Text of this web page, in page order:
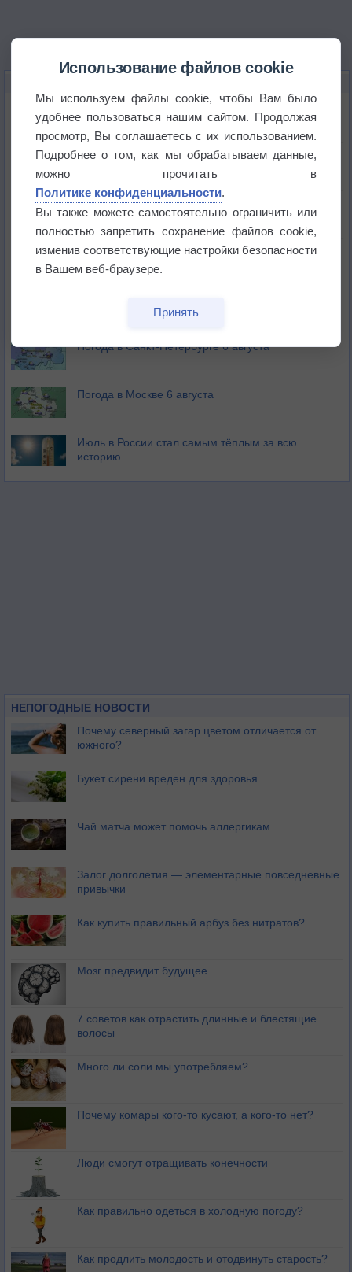
Атмосфера начала замерзать
В Приморье обнаружены морские волны тепла
Изменение климата повлияло на ареал обитания
бабочек
Погода в Екатеринбурге 6 августа
Погода в Санкт-Петербурге 6 августа
Погода в Москве 6 августа
Июль в России стал самым тёплым за всю
историю
НЕПОГОДНЫЕ НОВОСТИ
Почему северный загар цветом отличается от
южного?
Букет сирени вреден для здоровья
Чай матча может помочь аллергикам
Залог долголетия — элементарные повседневные
привычки
Как купить правильный арбуз без нитратов?
Мозг предвидит будущее
7 советов как отрастить длинные и блестящие
волосы
Много ли соли мы употребляем?
Почему комары кого-то кусают, а кого-то нет?
Люди смогут отращивать конечности
Как правильно одеться в холодную погоду?
Как продлить молодость и отодвинуть старость?
Использование файлов cookie
Мы используем файлы cookie, чтобы Вам было
удобнее пользоваться нашим сайтом. Продолжая
просмотр, Вы соглашаетесь с их использованием.
Подробнее о том, как мы обрабатываем данные,
можно прочитать в
Политике конфиденциальности.
Вы также можете самостоятельно ограничить или
полностью запретить сохранение файлов cookie,
изменив соответствующие настройки безопасности
в Вашем веб-браузере.
Принять